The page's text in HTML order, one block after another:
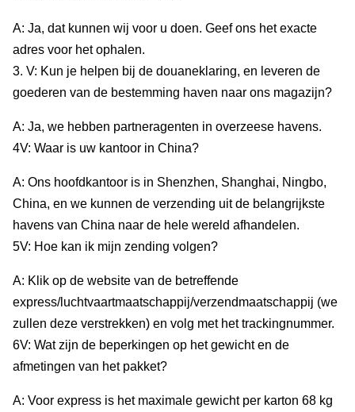
A: Ja, dat kunnen wij voor u doen. Geef ons het exacte
adres voor het ophalen.
3. V: Kun je helpen bij de douaneklaring, en leveren de
goederen van de bestemming haven naar ons magazijn?
A: Ja, we hebben partneragenten in overzeese havens.
4V: Waar is uw kantoor in China?
A: Ons hoofdkantoor is in Shenzhen, Shanghai, Ningbo,
China, en we kunnen de verzending uit de belangrijkste
havens van China naar de hele wereld afhandelen.
5V: Hoe kan ik mijn zending volgen?
A: Klik op de website van de betreffende
express/luchtvaartmaatschappij/verzendmaatschappij (we
zullen deze verstrekken) en volg met het trackingnummer.
6V: Wat zijn de beperkingen op het gewicht en de
afmetingen van het pakket?
A: Voor express is het maximale gewicht per karton 68 kg